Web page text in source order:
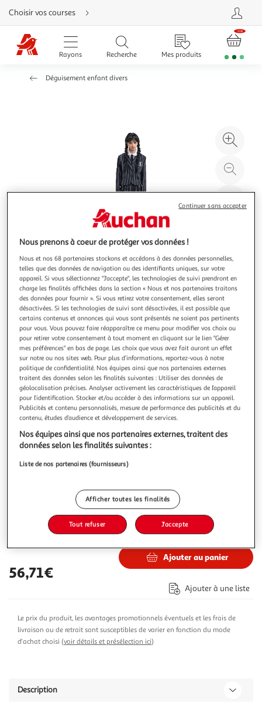
Aller
directement
au
contenu
Aller
directement
Aller
Choisir vos courses
Rayons Recherche Mes produits
Déguisement enfant divers
à
100
le
Illustration
précédente
Illustration
suivante
CHAKS
Déguisement Uniforme Noir & Gris Mercredi - Fille -
11/12 ans (145 à 152 cm)
11/12 ans (145 à 152 cm) - Contenu : veste, plastron avec
cravate, jupeDéguisement sous licence officielle Mercredi™
Age minimum : la naissance
En savoir +
Vendu parMultishop
Livraison dès 5/6 jours
Plus d'options
Vendu par Multishop
Livraison dès 1/2 semaines
Livraison offerte
Plus d'options
Vendu parASD
56,71€
Ajouter au panier
Ajouter à une liste
Le prix du produit, les avantages promotionnels éventuels et les frais de
livraison ou de retrait sont susceptibles de varier en fonction du mode
d'achat choisi (voir détails et présélection ici)
Description
Nous prenons à coeur de protéger vos données !
Nous et nos 68 partenaires stockons et accédons à des données personnelles,
telles que des données de navigation ou des identifiants uniques, sur votre
appareil. Si vous sélectionnez "J'accepte", les technologies de suivi prendront en
charge les finalités affichées dans la section « Nous et nos partenaires traitons
des données pour fournir ». Si vous retirez votre consentement, elles seront
désactivées. Si les technologies de suivi sont désactivées, il est possible que
certains contenus et annonces qui vous sont présentés ne soient pas pertinents
pour vous. Vous pouvez faire réapparaître ce menu pour modifier vos choix ou
pour retirer votre consentement à tout moment en cliquant sur le lien "Gérer
mes préférences" en bas de page. Les choix que vous avez fait auront un effet
sur notre ou nos sites web. Pour plus d’informations, reportez-vous à notre
politique de confidentialité. Nos équipes ainsi que nos partenaires externes
traitent des données selon les finalités suivantes : Utiliser des données de
géolocalisation précises. Analyser activement les caractéristiques de l’appareil
pour l’identification. Stocker et/ou accéder à des informations sur un appareil.
Publicités et contenu personnalisés, mesure de performance des publicités et du
contenu, études d’audience et développement de services.
Nos équipes ainsi que nos partenaires externes, traitent des
données selon les finalités suivantes :
Liste de nos partenaires (fournisseurs)
Afficher toutes les finalités
Tout refuser J'accepte
Continuer sans accepter